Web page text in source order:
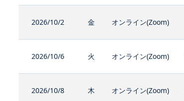
2026/10/2 金 オンライン(Zoom)
2026/10/6 火 オンライン(Zoom)
2026/10/8 木 オンライン(Zoom)